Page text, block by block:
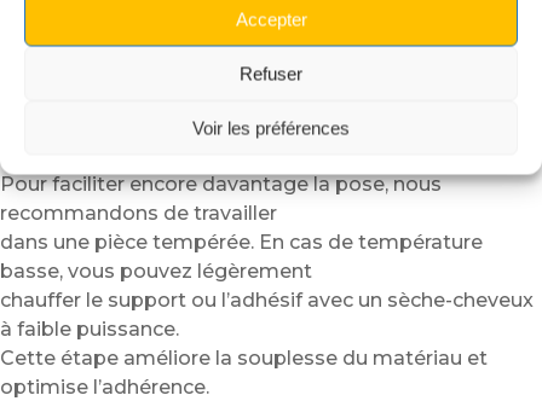
Accepter
Refuser
Voir les préférences
Positionnez ensuite le cache insider à sec afin de
Grâce à sa structure semi-rigide, le plexiglass
à manipuler qu’un simple vinyle adhésif.
Pour faciliter encore davantage la pose, nous
recommandons de travailler
dans une pièce tempérée. En cas de température
basse, vous pouvez légèrement
chauffer le support ou l’adhésif avec un sèche-cheveux
à faible puissance.
Cette étape améliore la souplesse du matériau et
optimise l’adhérence.